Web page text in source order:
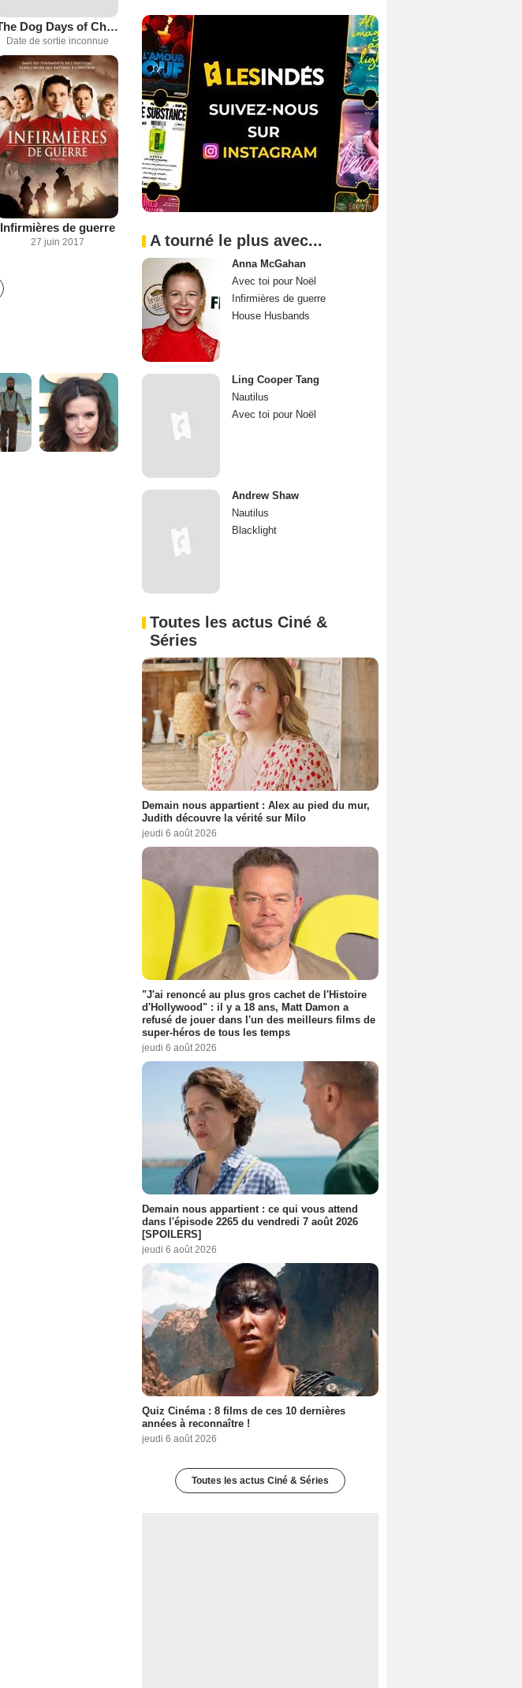
The Dog Days of Christmas
Date de sortie inconnue
Infirmières de guerre
27 juin 2017 A tourné le plus avec...
Anna McGahan
Avec toi pour Noël
Infirmières de guerre
House Husbands
Ling Cooper Tang
Nautilus
Avec toi pour Noël
Andrew Shaw
Nautilus
Blacklight
Toutes les actus Ciné &
Séries
Demain nous appartient : Alex au pied du mur,
Judith découvre la vérité sur Milo
jeudi 6 août 2026
"J'ai renoncé au plus gros cachet de l'Histoire
d'Hollywood" : il y a 18 ans, Matt Damon a
refusé de jouer dans l'un des meilleurs films de
super-héros de tous les temps
jeudi 6 août 2026
Demain nous appartient : ce qui vous attend
dans l'épisode 2265 du vendredi 7 août 2026
[SPOILERS]
jeudi 6 août 2026
Quiz Cinéma : 8 films de ces 10 dernières
années à reconnaître !
jeudi 6 août 2026
Toutes les actus Ciné & Séries